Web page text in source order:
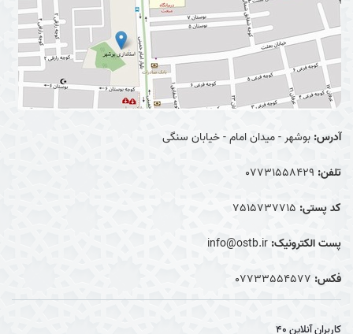
آدرس: بوشهر - میدان امام - خیابان سنگی
تلفن: 07731558429
کد پستی: 7515737715
پست الکترونیک: info@ostb.ir
فکس: 07733554577
کاربران آنلاین40